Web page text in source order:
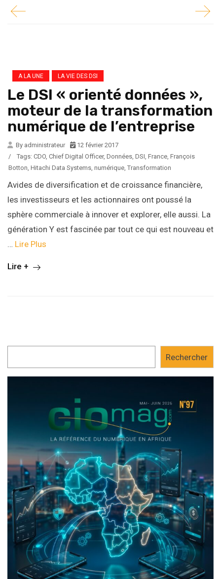
A LA UNE LA VIE DES DSI
Le DSI « orienté données »,
moteur de la transformation
numérique de l’entreprise
By administrateur
12 février 2017
/
Tags: CDO, Chief Digital Officer, Données, DSI, France, François
Botton, Hitachi Data Systems, numérique, Transformation
Avides de diversification et de croissance financière,
les investisseurs et les actionnaires ont poussé la
sphère commerciale à innover et explorer, elle aussi. La
génération Y est fascinée par tout ce qui est nouveau et
… Lire Plus
Lire +
Rechercher